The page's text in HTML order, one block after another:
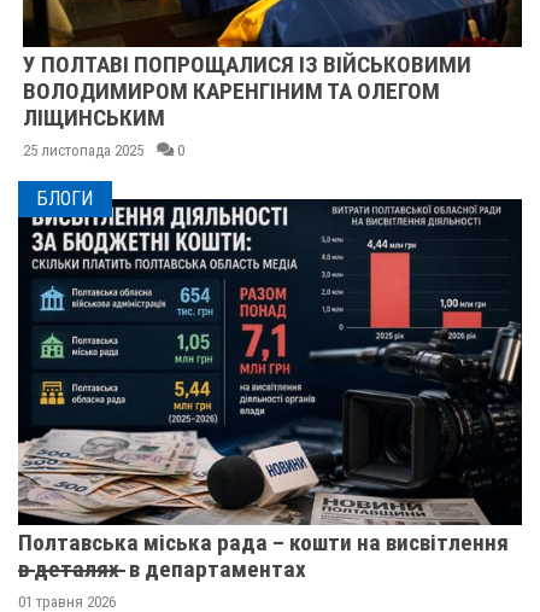
У ПОЛТАВІ ПОПРОЩАЛИСЯ ІЗ ВІЙСЬКОВИМИ
ВОЛОДИМИРОМ КАРЕНГІНИМ ТА ОЛЕГОМ
ЛІЩИНСЬКИМ
25 листопада 2025 0
БЛОГИ
Полтавська міська рада – кошти на висвітлення
в̶ ̶д̶е̶т̶а̶л̶я̶х̶ ̶ в департаментах
01 травня 2026